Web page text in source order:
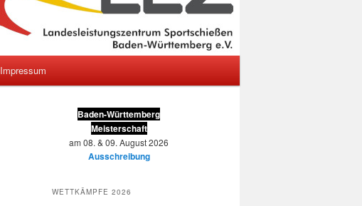
Impressum
Baden-Württemberg
Meisterschaft
am 08. & 09. August 2026
Ausschreibung
WETTKÄMPFE 2026